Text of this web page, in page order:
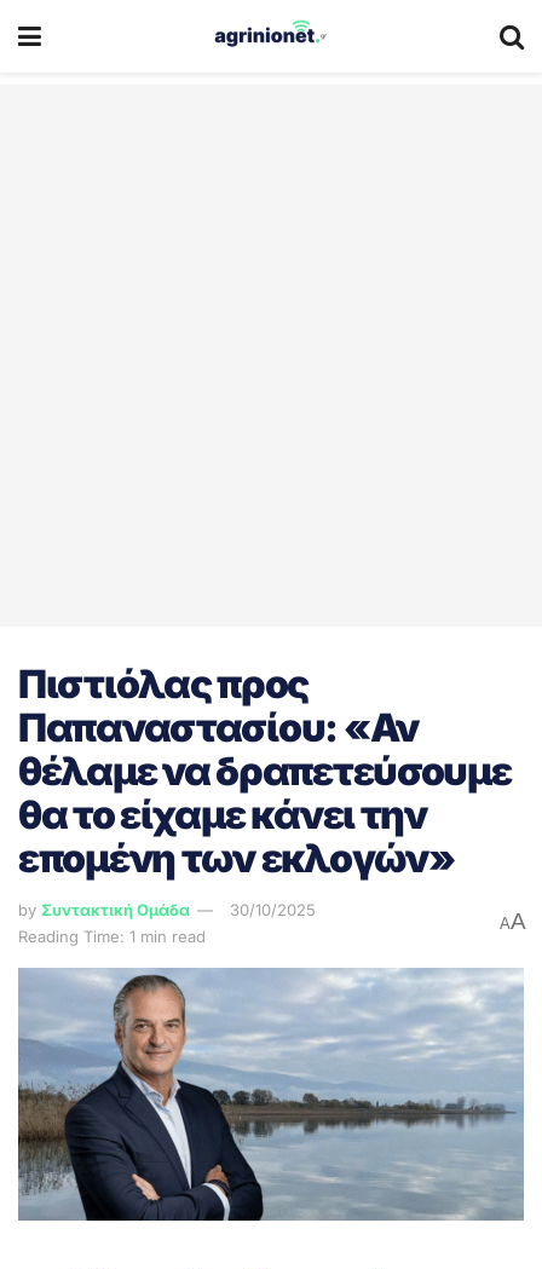
Πιστιόλας προς
Παπαναστασίου: «Αν
θέλαμε να δραπετεύσουμε
θα το είχαμε κάνει την
επομένη των εκλογών»
by Συντακτική Ομάδα
30/10/2025
Reading Time: 1 min read
AA